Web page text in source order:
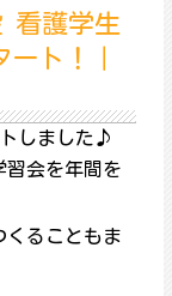
看護学生
ト！｜
しました♪
習会を年間を
くることもま